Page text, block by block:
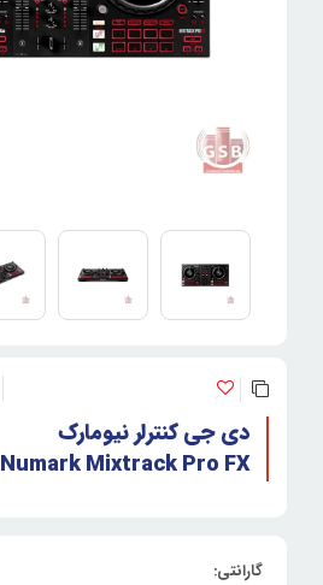
دی جی کنترلر نیومارک
Numark Mixtrack Pro FX
گارانتی: